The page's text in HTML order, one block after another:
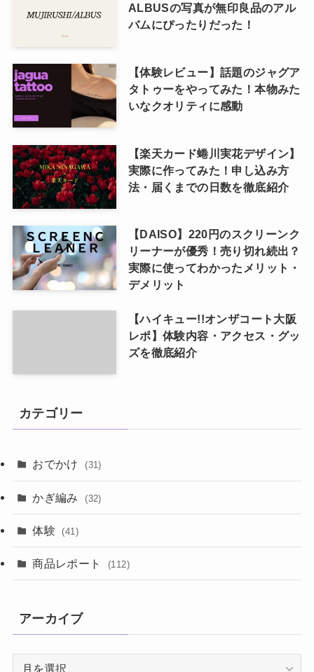
ALBUSの写真が無印良品のアル
バムにぴったりだった！
【体験レビュー】話題のジャグア
タトゥーをやってみた！本物みた
いなクオリティに感動
【楽天カード蜷川実花デザイン】
実際に作ってみた！申し込み方
法・届くまでの日数を徹底紹介
【DAISO】220円のスクリーンク
リーナーが優秀！売り切れ続出？
実際に使ってわかったメリット・
デメリット
【ハイキュー!!オンザコート大阪
レポ】体験内容・アクセス・グッ
ズを徹底紹介
カテゴリー
おでかけ (31)
かぎ編み (32)
体験 (41)
商品レポート (112)
アーカイブ